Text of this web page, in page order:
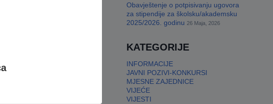
Obavještenje o potpisivanju ugovora
za stipendije za školsku/akademsku
2025/2026. godinu 26 Maja, 2026
KATEGORIJE
INFORMACIJE
JAVNI POZIVI-KONKURSI
MJESNE ZAJEDNICE
VIJEĆE
VIJESTI